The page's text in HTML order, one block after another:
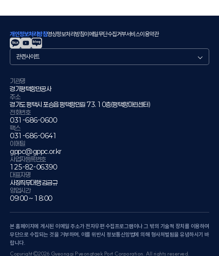
개인정보처리방침영상정보처리방침이메일무단수집거부서비스이용약관
관
련
이
트
기관명
경기평택항만공사
주소
경기도 평택시 포승읍 평택항만길 73. 10층(평택항마린센터)
전화번호
031-686-0600
팩스
031-686-0641
이메일
gppc@gppc.or.kr
사업자등록번호
125-82-06390
대표자명
사장직무대행 김금규
영업시간
09:00 ~ 18:00
본 홈페이지에 게시된 이메일 주소가 전자우편 수집프로그램이나 그 밖의 기술적 장치를 이용하여
무단으로 수집되는 것을 거부하며, 이를 위반시 정보통신망법에 의해 형사처벌됨을 유념하시기 바
랍니다.
Copyright©2026 Gyeonggi Pyeongtaek Port Corporation. All rights reserved.